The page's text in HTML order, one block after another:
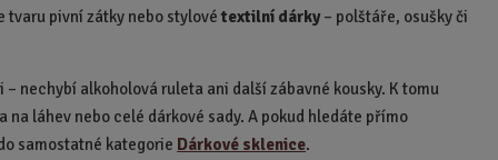
tvaru pivní zátky nebo stylovétextilní dárky– polštáře, osušky či
nechybí alkoholová ruleta ani další zábavné kousky. K tomu
láhev nebo celé dárkové sady. A pokud hledáte přímo
samostatné kategorie Dárkové sklenice.